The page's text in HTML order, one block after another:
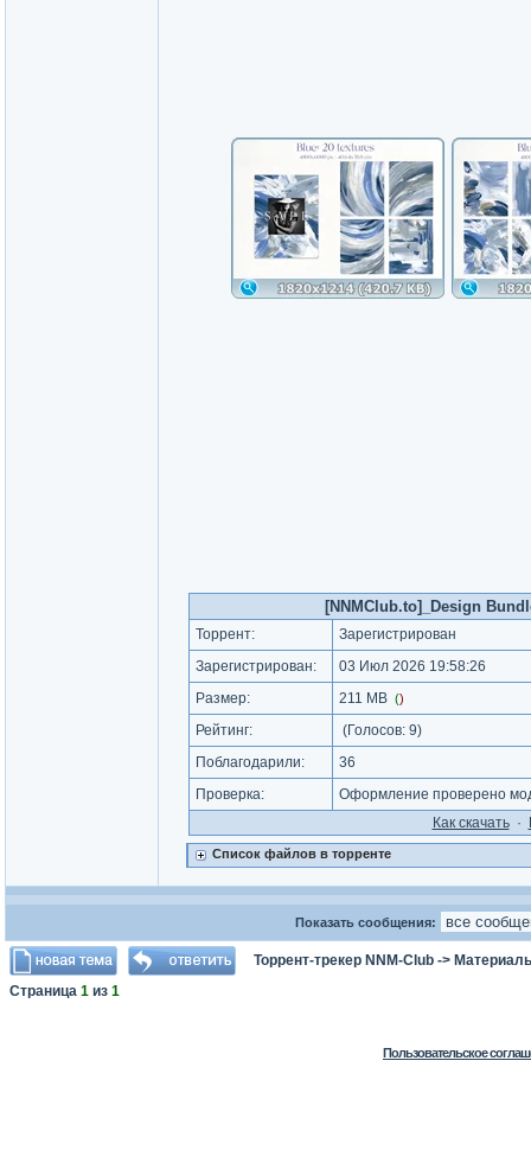
[NNMClub.to]_Design
Торрент:
Зарегистрирован
Зарегистрирован:
03 Июл 2026 19:58:26
Размер:
211 MB ()
Рейтинг: (Голосов: 9)
Поблагодарили:
36
Проверка:
Оформление проверено
Как cкачать·
Список файлов в торренте
Показать сообщения:
Торрент-трекер NNM-Club ->
Страница 1 из 1
Пользовательское